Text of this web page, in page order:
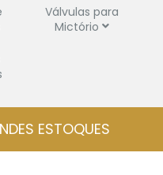
Válvulas para
Mictório
ESTOQUES